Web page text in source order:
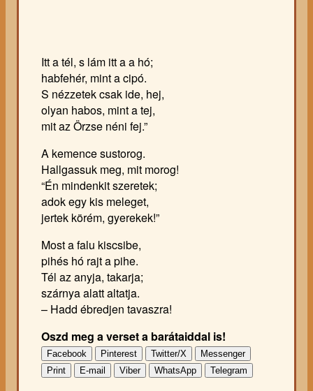
Itt a tél, s lám itt a a hó;
habfehér, mint a cipó.
S nézzetek csak ide, hej,
olyan habos, mint a tej,
mit az Örzse néni fej.”
A kemence sustorog.
Hallgassuk meg, mit morog!
“Én mindenkit szeretek;
adok egy kis meleget,
jertek körém, gyerekek!”
Most a falu kiscsibe,
pihés hó rajt a pihe.
Tél az anyja, takarja;
szárnya alatt altatja.
– Hadd ébredjen tavaszra!
Oszd meg a verset a barátaiddal is!
Facebook Pinterest Twitter/X
Messenger
Print
E-mail Viber WhatsApp Telegram